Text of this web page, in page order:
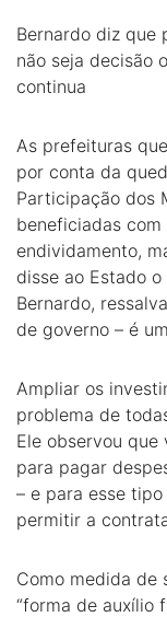
Bernardo diz que
não seja decisão
continua
As prefeituras
por conta da
Participação dos
beneficiadas
endividamento,
disse ao Estado
Bernardo,
de governo – é
Ampliar os
problema de
Ele observou
para pagar
– e para esse
permitir a
Como medida de
“forma de auxílio